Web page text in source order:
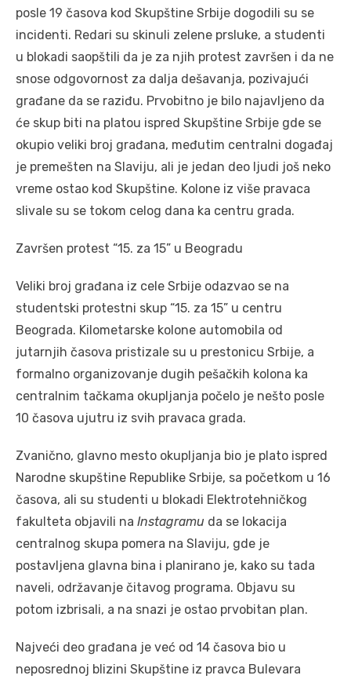
posle 19 časova kod Skupštine Srbije dogodili su se
incidenti. Redari su skinuli zelene prsluke, a studenti
u blokadi saopštili da je za njih protest završen i da ne
snose odgovornost za dalja dešavanja, pozivajući
građane da se raziđu. Prvobitno je bilo najavljeno da
će skup biti na platou ispred Skupštine Srbije gde se
okupio veliki broj građana, međutim centralni događaj
je premešten na Slaviju, ali je jedan deo ljudi još neko
vreme ostao kod Skupštine. Kolone iz više pravaca
slivale su se tokom celog dana ka centru grada.
Završen protest “15. za 15” u Beogradu
Veliki broj građana iz cele Srbije odazvao se na
studentski protestni skup “15. za 15” u centru
Beograda. Kilometarske kolone automobila od
jutarnjih časova pristizale su u prestonicu Srbije, a
formalno organizovanje dugih pešačkih kolona ka
centralnim tačkama okupljanja počelo je nešto posle
10 časova ujutru iz svih pravaca grada.
Zvanično, glavno mesto okupljanja bio je plato ispred
Narodne skupštine Republike Srbije, sa početkom u 16
časova, ali su studenti u blokadi Elektrotehničkog
fakulteta objavili na Instagramu da se lokacija
centralnog skupa pomera na Slaviju, gde je
postavljena glavna bina i planirano je, kako su tada
naveli, održavanje čitavog programa. Objavu su
potom izbrisali, a na snazi je ostao prvobitan plan.
Najveći deo građana je već od 14 časova bio u
neposrednoj blizini Skupštine iz pravca Bulevara